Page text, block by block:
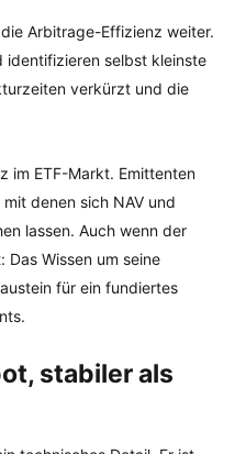
Arbitrage-Effizienz weiter.
identifizieren selbst kleinste
verkürzt und die
im ETF-Markt. Emittenten
denen sich NAV und
lassen. Auch wenn der
Wissen um seine
für ein fundiertes
stabiler als